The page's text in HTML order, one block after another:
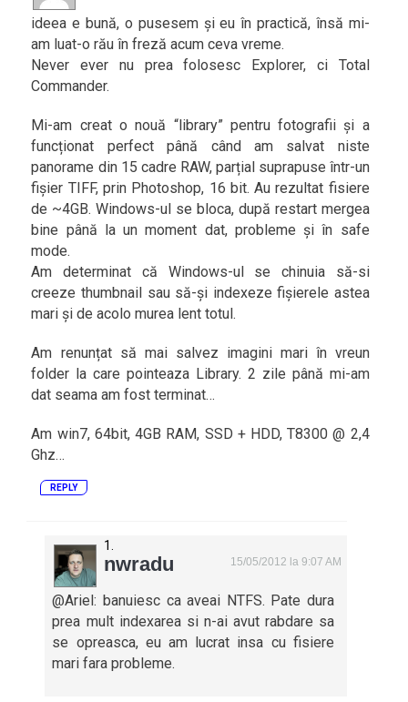
ideea e bună, o pusesem și eu în practică, însă mi-
am luat-o rău în freză acum ceva vreme.
Never ever nu prea folosesc Explorer, ci Total
Commander.
Mi-am creat o nouă “library” pentru fotografii și a
funcționat perfect până când am salvat niste
panorame din 15 cadre RAW, parțial suprapuse într-un
fișier TIFF, prin Photoshop, 16 bit. Au rezultat fisiere
de ~4GB. Windows-ul se bloca, după restart mergea
bine până la un moment dat, probleme și în safe
mode.
Am determinat că Windows-ul se chinuia să-si
creeze thumbnail sau să-și indexeze fișierele astea
mari și de acolo murea lent totul.
Am renunțat să mai salvez imagini mari în vreun
folder la care pointeaza Library. 2 zile până mi-am
dat seama am fost terminat…
Am win7, 64bit, 4GB RAM, SSD + HDD, T8300 @ 2,4
Ghz…
REPLY
nwradu 15/05/2012 la 9:07 AM
@Ariel: banuiesc ca aveai NTFS. Pate dura
prea mult indexarea si n-ai avut rabdare sa
se opreasca, eu am lucrat insa cu fisiere
mari fara probleme.